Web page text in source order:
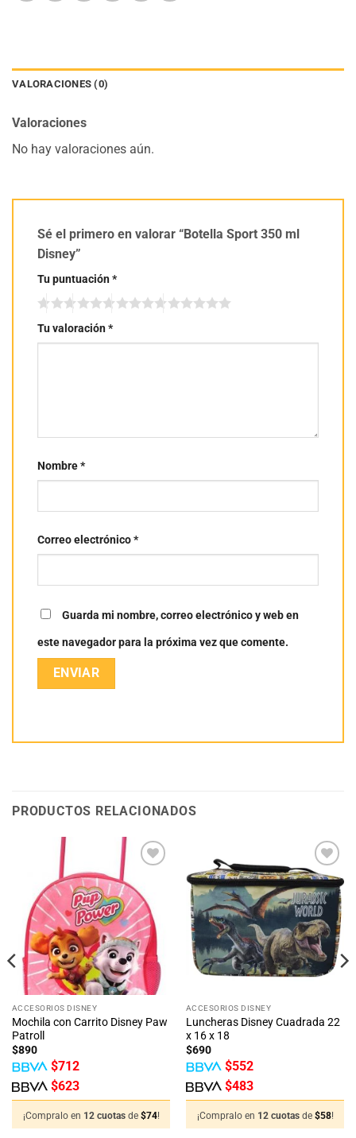
VALORACIONES (0)
Valoraciones
No hay valoraciones aún.
Sé el primero en valorar “Botella Sport 350 ml
Disney”
Tu puntuación*
Tu valoración*
Nombre*
Correo electrónico*
Guarda mi nombre, correo electrónico y web en
este navegador para la próxima vez que comente.
PRODUCTOS RELACIONADOS
lista
de
deseos
ACCESORIOS DISNEY
Mochila con Carrito Disney Paw
Patroll
$890
$712
$623
¡Compralo en 12 cuotas de $74!
Añadir
a la
lista
de
deseos
ACCESORIOS DISNEY
Luncheras Disney Cuadrada 22
x 16 x 18
$690
$552
$483
¡Compralo en 12 cuotas de $58!